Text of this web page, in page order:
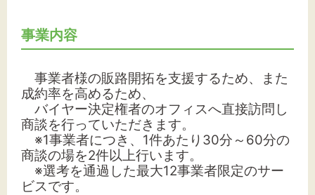
黒
事業内容
事業者様の販路開拓を支援するため、また
成約率を高めるため、
バイヤー決定権者のオフィスへ直接訪問し
商談を行っていただきます。
※1事業者につき、1件あたり30分～60分の
商談の場を2件以上行います。
※選考を通過した最大12事業者限定のサー
ビスです。